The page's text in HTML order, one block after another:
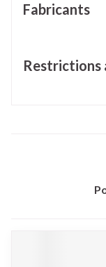
Fabricants
Restrictions